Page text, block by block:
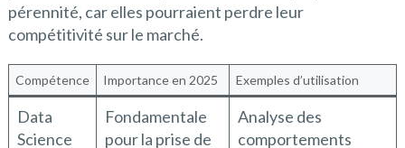
pérennité, car elles pourraient perdre leur
compétitivité sur le marché.
Compétence Importance en 2025 Exemples d’utilisation
Data
Science
Fondamentale
pour la prise de
Analyse des
comportements